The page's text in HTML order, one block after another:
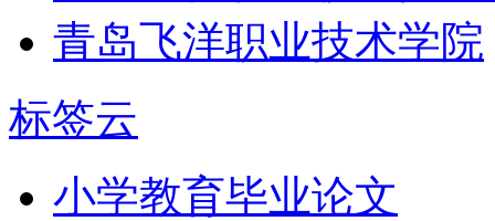
青岛飞洋职业技术学院
标签云
小学教育毕业论文